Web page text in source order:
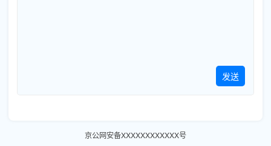
发送
京公网安备XXXXXXXXXXXX号